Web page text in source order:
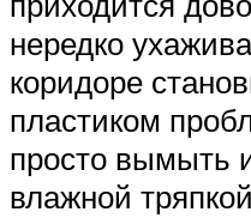
нередко
коридоре
пластиком
просто вымыть
влажной